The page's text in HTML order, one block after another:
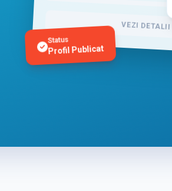
VEZI DETALII
Status
Profil Publicat